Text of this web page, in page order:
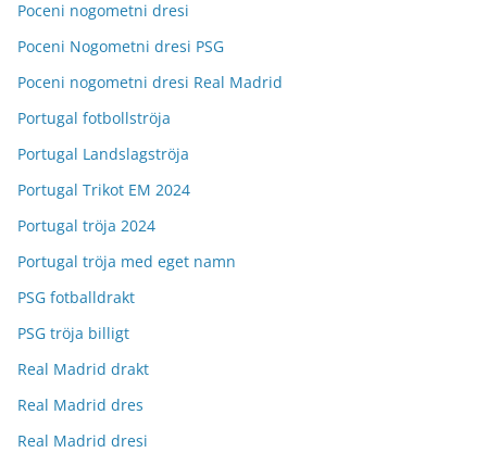
Poceni nogometni dresi
Poceni Nogometni dresi PSG
Poceni nogometni dresi Real Madrid
Portugal fotbollströja
Portugal Landslagströja
Portugal Trikot EM 2024
Portugal tröja 2024
Portugal tröja med eget namn
PSG fotballdrakt
PSG tröja billigt
Real Madrid drakt
Real Madrid dres
Real Madrid dresi